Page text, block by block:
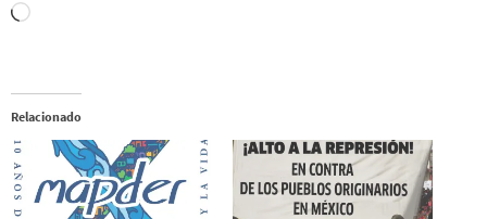
Cargando...
Relacionado